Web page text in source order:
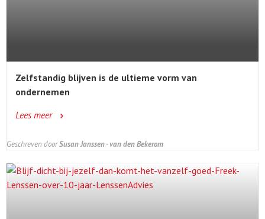
Zelfstandig blijven is de ultieme vorm van
ondernemen
Lees meer
Geschreven doorSusan Janssen - van den Bekerom